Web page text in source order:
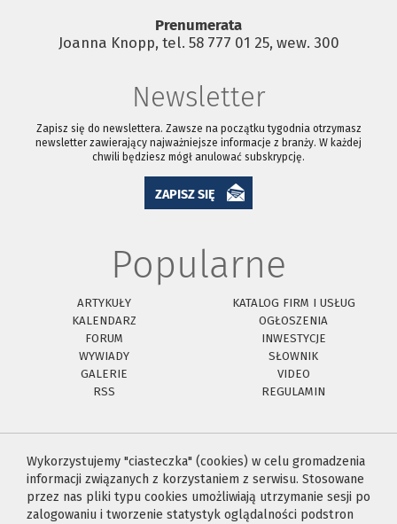
Prenumerata
Joanna Knopp, tel. 58 777 01 25, wew. 300
Newsletter
Zapisz się do newslettera. Zawsze na początku tygodnia otrzymasz
newsletter zawierający najważniejsze informacje z branży. W każdej
chwili będziesz mógł anulować subskrypcję.
ZAPISZ SIĘ
Popularne
ARTYKUŁY
KATALOG FIRM I USŁUG
KALENDARZ
OGŁOSZENIA
FORUM
INWESTYCJE
WYWIADY
SŁOWNIK
GALERIE
VIDEO
RSS
REGULAMIN
Wykorzystujemy "ciasteczka" (cookies) w celu gromadzenia
informacji związanych z korzystaniem z serwisu. Stosowane
przez nas pliki typu cookies umożliwiają utrzymanie sesji po
zalogowaniu i tworzenie statystyk oglądalności podstron